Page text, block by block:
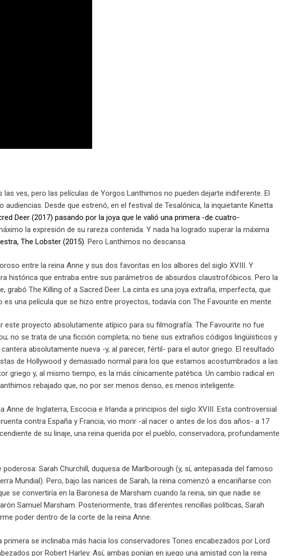
ves, pero las películas de Yorgos Lanthimos no pueden dejarte indiferente. El
Desde que estrenó, en el festival de Tesalónica, la inquietante Kinetta
Deer (2017) pasando por la joya que le valió una primera -de cuatro-
la expresión de su rareza contenida. Y nada ha logrado superar la máxima
The Lobster (2015). Pero Lanthimos no descansa.
entre la reina Anne y sus dos favoritas en los albores del siglo XVIII. Y
histórica que entraba entre sus parámetros de absurdos claustrofóbicos. Pero la
The Killing of a Sacred Deer. La cinta es una joya extraña, imperfecta, que
una película que se hizo entre proyectos, todavía con The Favourite en mente.
proyecto absolutamente atípico para su filmografía. The Favourite no fue
no se trata de una ficción completa; no tiene sus extraños códigos lingüísticos y
absolutamente nueva -y, al parecer, fértil- para el autor griego. El resultado
de Hollywood y demasiado normal para los que estamos acostumbrados a las
griego y, al mismo tiempo, es la más cínicamente patética. Un cambio radical en
rebajado que, no por ser menos denso, es menos inteligente.
de Inglaterra, Escocia e Irlanda a principios del siglo XVIII. Esta controversial
contra España y Francia, vio morir -al nacer o antes de los dos años- a 17
de su linaje, una reina querida por el pueblo, conservadora, profundamente
Sarah Churchill, duquesa de Marlborough (y, sí, antepasada del famoso
Mundial). Pero, bajo las narices de Sarah, la reina comenzó a encariñarse con
se convertiría en la Baronesa de Marsham cuando la reina, sin que nadie se
Samuel Marsham. Posteriormente, tras diferentes rencillas políticas, Sarah
poder dentro de la corte de la reina Anne.
se inclinaba más hacia los conservadores Tories encabezados por Lord
por Robert Harley. Así, ambas ponían en juego una amistad con la reina